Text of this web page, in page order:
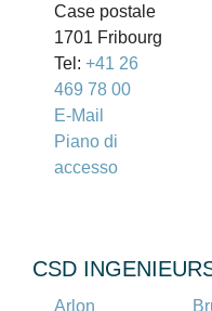
Case postale
1701 Fribourg
Tel: +41 26
469 78 00
E-Mail
Piano di
accesso
CSD
Arlon